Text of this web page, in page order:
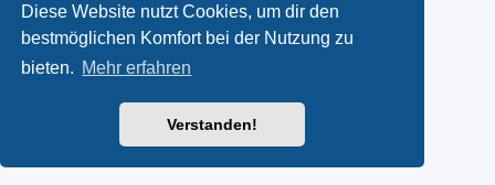
Diese Website nutzt Cookies, um dir den
bestmöglichen Komfort bei der Nutzung zu
bieten. Mehr erfahren
Verstanden!